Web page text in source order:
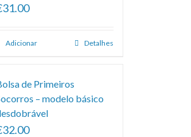
Adicionar Detalhes
de Primeiros
– modelo básico